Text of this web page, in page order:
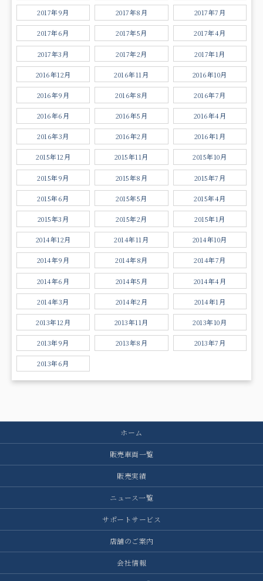
2017年9月 2017年8月 2017年7月
2017年6月 2017年5月 2017年4月
2017年3月 2017年2月 2017年1月
2016年12月 2016年11月 2016年10月
2016年9月 2016年8月 2016年7月
2016年6月 2016年5月 2016年4月
2016年3月 2016年2月 2016年1月
2015年12月 2015年11月 2015年10月
2015年9月 2015年8月 2015年7月
2015年6月 2015年5月 2015年4月
2015年3月 2015年2月 2015年1月
2014年12月 2014年11月 2014年10月
2014年9月 2014年8月 2014年7月
2014年6月 2014年5月 2014年4月
2014年3月 2014年2月 2014年1月
2013年12月 2013年11月 2013年10月
2013年9月 2013年8月 2013年7月
2013年6月
ホーム
販売車両一覧
販売実績
ニュース一覧
サポートサービス
店舗のご案内
会社情報